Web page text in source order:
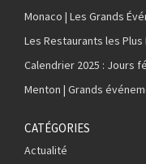
Monaco | Les Grands
Les Restaurants les
Calendrier 2025 : Jours
Menton | Grands
CATÉGORIES
Actualité